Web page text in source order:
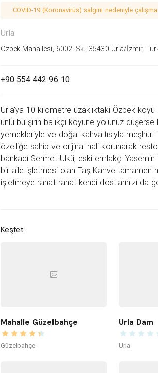
COVID-19 (Koronavirüs) salgını nedeniyle
Urla
Özbek Mahallesi, 6002. Sk., 35430 Urla/İzmir,
+90 554 442 96 10
Urla'ya 10 kilometre uzaklıktaki Özbek
ünlü bu şirin balıkçı köyüne yolunuz
yemekleriyle ve doğal kahvaltısıyla meşhur.
özelliğe sahip ve orijinal hali korunarak
bankacı Sermet Ülkü, eski emlakçı Yasemin
bir aile işletmesi olan Taş Kahve tamamen
işletmeye rahat rahat kendi dostlarınızı da
Keşfet
Mahalle Güzelbahçe
Güzelbahçe
Urla Dam
Urla